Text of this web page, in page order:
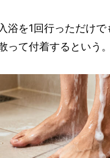
浴を1回行っただけで
て付着するという。